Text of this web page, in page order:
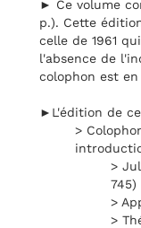
► Ce volume
p.). Cette
celle de 1961
l'absence de
colophon est
►L'édition de
>
>
745)
>
>